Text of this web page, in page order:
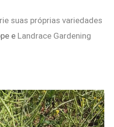
suas próprias variedades
e Landrace Gardening